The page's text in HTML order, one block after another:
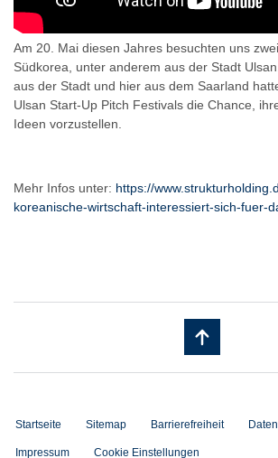
Am 20. Mai diesen Jahres besuchten uns
Südkorea, unter anderem aus der Stadt
aus der Stadt und hier aus dem Saarland
Ulsan Start-Up Pitch Festivals die Chance,
Ideen vorzustellen.
Mehr Infos unter: https://
koreanische-wirtschaft-interessiert-sich-fuer-
Startseite Sitemap Barrierefreiheit
Impressum Cookie Einstellungen